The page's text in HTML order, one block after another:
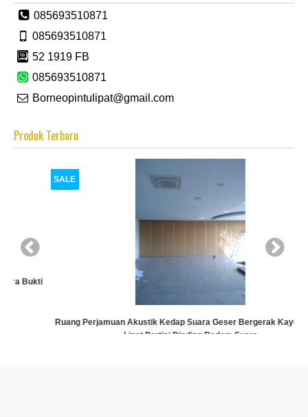
085693510871
085693510871
52 1919 FB
085693510871
Borneopintulipat@gmail.com
Produk Terbaru
Ruang Perjamuan Akustik Kedap Suara Geser Bergerak Kayu Ruang
Lipat Partisi Dinding Redam Suara